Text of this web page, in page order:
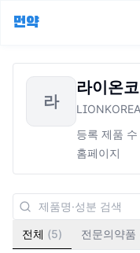
먼약
라
라이온
등록 제품 수
홈페이지
전체 (5) 전문의약품